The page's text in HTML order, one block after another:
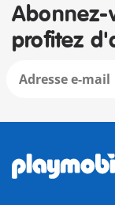
Abonnez-
profitez